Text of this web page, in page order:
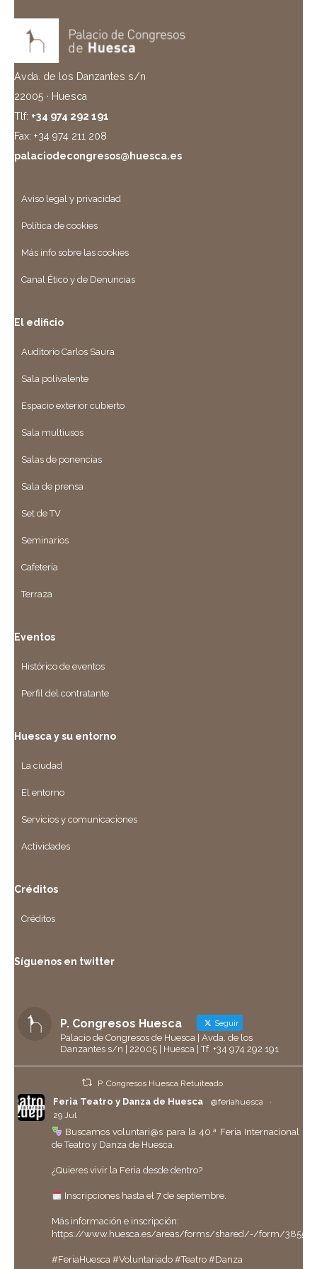
Avda. de los Danzantes s/n
22005 · Huesca
Tlf: +34 974 292 191
Fax: +34 974 211 208
palaciodecongresos@huesca.es
Aviso legal y privacidad
Política de cookies
Más info sobre las cookies
Canal Ético y de Denuncias
El edificio
Auditorio Carlos Saura
Sala polivalente
Espacio exterior cubierto
Sala multiusos
Salas de ponencias
Sala de prensa
Set de TV
Seminarios
Cafetería
Terraza
Eventos
Histórico de eventos
Perfil del contratante
Huesca y su entorno
La ciudad
El entorno
Servicios y comunicaciones
Actividades
Créditos
Créditos
Síguenos en twitter
P. Congresos Huesca Seguir
Palacio de Congresos de Huesca | Avda. de los
Danzantes s/n | 22005 | Huesca | Tf. +34 974 292 191
P. Congresos Huesca Retuiteado
Feria Teatro y Danza de Huesca @feriahuesca
·
29 Jul
Buscamos voluntari@s para la 40.ª Feria Internacional
de Teatro y Danza de Huesca.
¿Quieres vivir la Feria desde dentro?
Inscripciones hasta el 7 de septiembre.
Más información e inscripción:
https://www.huesca.es/areas/forms/shared/-/form/
#FeriaHuesca #Voluntariado #Teatro #Danza